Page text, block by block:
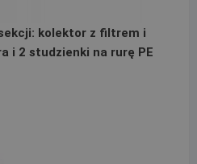
kolektor z filtrem i
i 2 studzienki na rurę PE